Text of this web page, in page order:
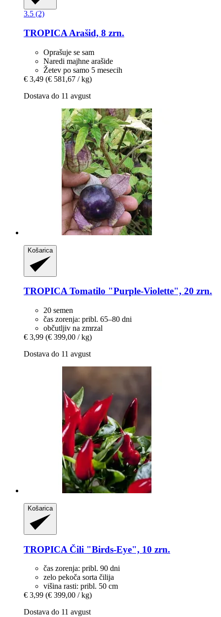
3.5 (2)
TROPICA Arašid, 8 zrn.
Oprašuje se sam
Naredi majhne arašide
Žetev po samo 5 mesecih
€ 3,49 (€ 581,67 / kg)
Dostava do 11 avgust
Košarica
TROPICATomatilo "Purple-​Violette", 20 zrn.
20 semen
čas zorenja: pribl. 65–80 dni
občutljiv na zmrzal
€ 3,99 (€ 399,00 / kg)
Dostava do 11 avgust
Košarica
TROPICA Čili "Birds-​Eye", 10 zrn.
čas zorenja: pribl. 90 dni
zelo pekoča sorta čilija
višina rasti: pribl. 50 cm
€ 3,99 (€ 399,00 / kg)
Dostava do 11 avgust